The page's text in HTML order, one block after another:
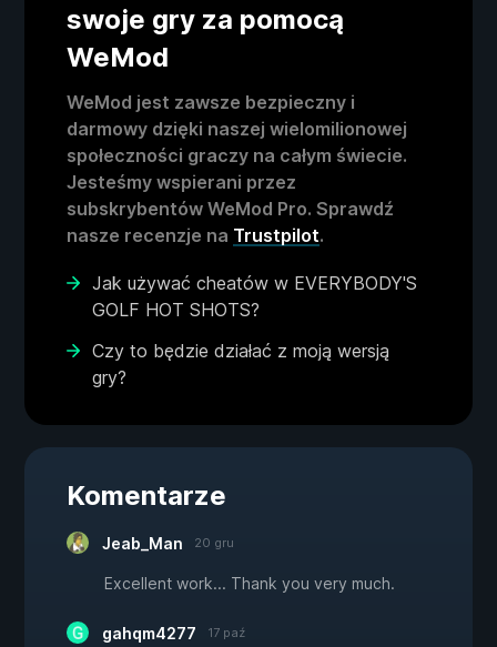
swoje gry za pomocą
WeMod
WeMod jest zawsze bezpieczny i
darmowy dzięki naszej wielomilionowej
społeczności graczy na całym świecie.
Jesteśmy wspierani przez
subskrybentów WeMod Pro. Sprawdź
nasze recenzje na Trustpilot.
Jak używać cheatów w EVERYBODY'S
GOLF HOT SHOTS?
Czy to będzie działać z moją wersją
gry?
Komentarze
Jeab_Man 20 gru
Excellent work... Thank you very much.
gahqm4277 17 paź